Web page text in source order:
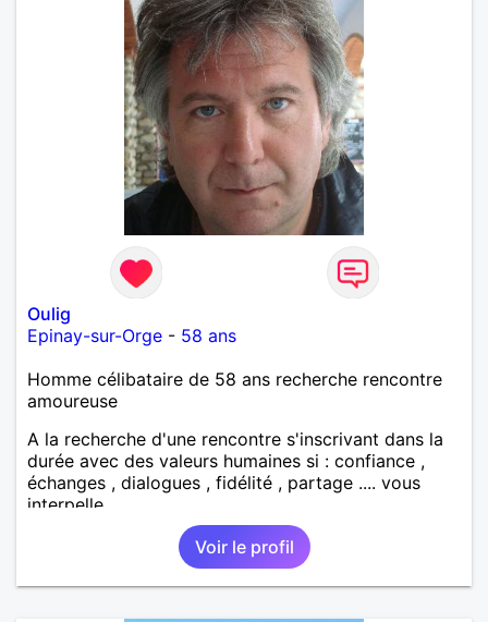
Oulig
Epinay-sur-Orge - 58 ans
Homme célibataire de 58 ans recherche rencontre
amoureuse
A la recherche d'une rencontre s'inscrivant dans la
durée avec des valeurs humaines si : confiance ,
échanges , dialogues , fidélité , partage .... vous
interpelle
Voir le profil